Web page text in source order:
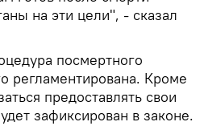
на эти цели", - сказал
посмертного
регламентирована. Кроме
предоставлять свои
зафиксирован в законе.